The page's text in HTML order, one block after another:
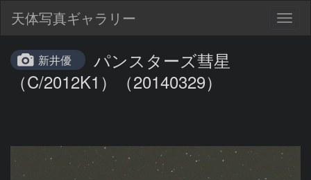
天体写真ギャラリー
新井優
パンスターズ彗星
（C/2012K1）（20140329）